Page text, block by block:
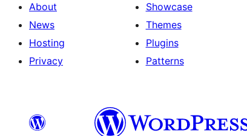
About
News
Hosting
Privacy
Showcase
Themes
Plugins
Patterns